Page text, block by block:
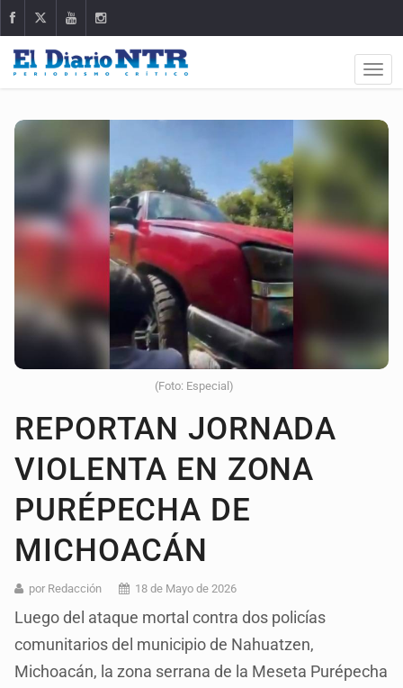
(Foto: Especial)
REPORTAN JORNADA
VIOLENTA EN ZONA
PURÉPECHA DE
MICHOACÁN
por Redacción 18 de Mayo de 2026
Luego del ataque mortal contra dos policías
comunitarios del municipio de Nahuatzen,
Michoacán, la zona serrana de la Meseta Purépecha